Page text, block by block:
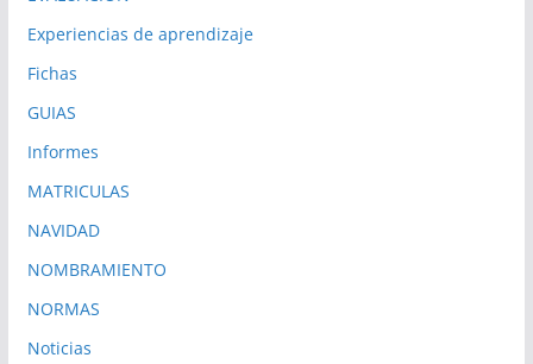
Experiencias de aprendizaje
Fichas
GUIAS
Informes
MATRICULAS
NAVIDAD
NOMBRAMIENTO
NORMAS
Noticias